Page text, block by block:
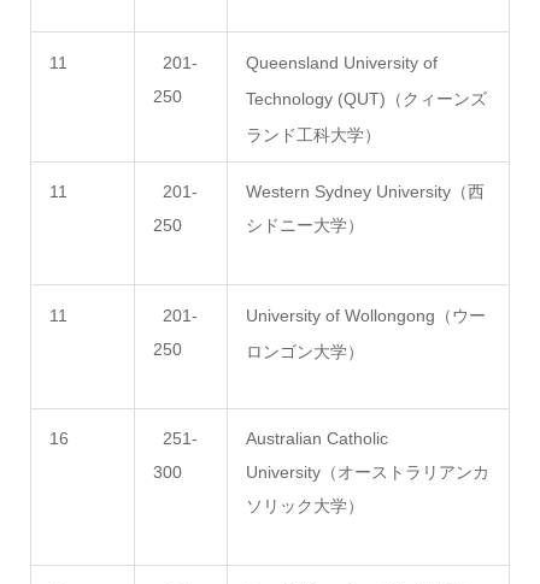
11
201-
250
Queensland University of
Technology (QUT)（クィーンズ
ランド工科大学）
11
201-
250
Western Sydney University（西
シドニー大学）
11
201-
250
University of Wollongong（ウー
ロンゴン大学）
16
251-
300
Australian Catholic
University（オーストラリアンカ
ソリック大学）